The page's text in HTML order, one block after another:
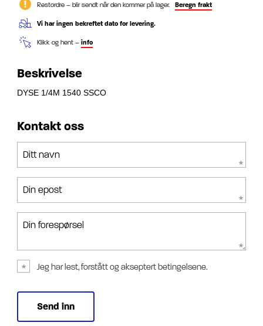
Restordre – blir sendt når den kommer på lager. Beregn frakt
Vi har ingen bekreftet dato for levering.
Klikk og hent – info
Beskrivelse
DYSE 1/4M 1540 SSCO
Kontakt oss
Ditt navn
Din epost
Din forespørsel
Jeg har lest, forstått og akseptert betingelsene.